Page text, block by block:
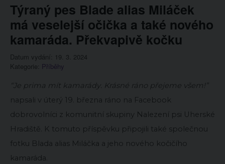
Týraný pes Blade alias Miláček
má veselejší očička a také nového
kamaráda. Překvapivě kočku
Datum vydání: 19. 3. 2024
Kategorie: Příběhy
“Je prima mít kamarády. Krásné ráno přejeme všem!”
napsali v úterý 19. března ráno na Facebook
dobrovolníci z komunitní skupiny Nalezení psi Uherské
Hradiště. K tomuto příspěvku připojili také společnou
fotku Blada alias Miláčka a jeho nového kočičího
kamaráda.